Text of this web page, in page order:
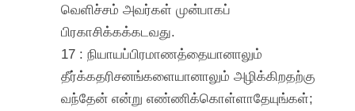
வெளிச்சம் அவர்கள் முன்பாகப்
பிரகாசிக்கக்கடவது.
17 : நியாயப்பிரமாணத்தையானாலும்
தீர்க்கதரிசனங்களையானாலும் அழிக்கிறதற்கு
வந்தேன் என்று எண்ணிக்கொள்ளாதேயுங்கள்;